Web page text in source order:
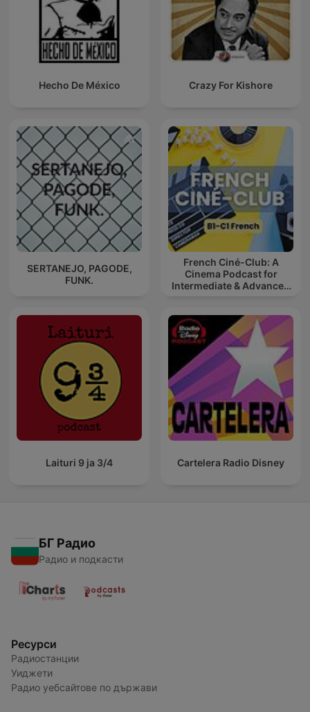
Hecho De México Crazy For Kishore
SERTANEJO, PAGODE,
FUNK.
French Ciné-Club: A
Cinema Podcast for
Intermediate & Advanced
Laituri 9 ja 3/4 Cartelera Radio Disney
БГ Радио
Радио и подкасти
Ресурси
Радиостанции
Уиджети
Радио уебсайтове по държави